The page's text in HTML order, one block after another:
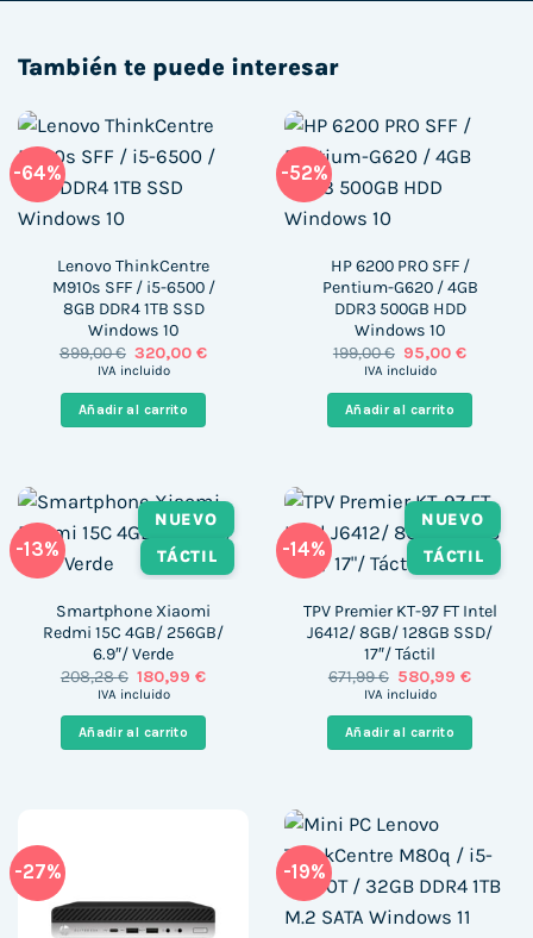
También te puede interesar
-64%
Lenovo ThinkCentre
M910s SFF / i5-6500 /
8GB DDR4 1TB SSD
Windows 10
899,00€ El
precio
era:
899,00 €.
320,00€El
IVA incluido
Añadir al carrito
-52%
HP 6200 PRO SFF /
Pentium-G620 / 4GB
DDR3 500GB HDD
Windows 10
199,00€ El
precio
era:
199,00 €.
95,00€El
es:
IVA incluido
Añadir al carrito
-13%
NUEVO
TÁCTIL
Smartphone Xiaomi
Redmi 15C 4GB/ 256GB/
6.9″/ Verde
208,28€ El
precio
era:
208,28 €.
180,99€El
es:
180,99 €.
IVA incluido
Añadir al carrito
-14%
NUEVO
TÁCTIL
TPV Premier KT-97 FT Intel
J6412/ 8GB/ 128GB SSD/
17″/ Táctil
671,99€ El
precio
era:
671,99 €.
580,99€El
es:
580,99
IVA incluido
Añadir al carrito
-27% -19%